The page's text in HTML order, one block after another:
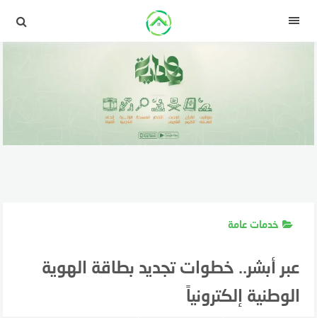
القائمة
خدمات عامة
عبر أبشر.. خطوات تجديد بطاقة الهوية
الوطنية إلكترونياً